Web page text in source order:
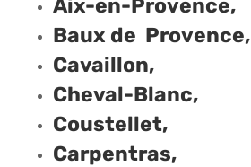
Aix-en-Provence,
Baux de Provence,
Cavaillon,
Cheval-Blanc,
Coustellet,
Carpentras,